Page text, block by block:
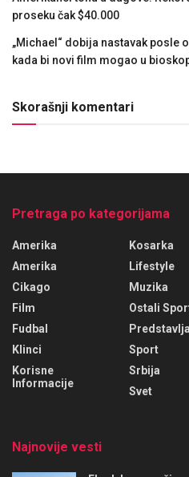
proseku čak $40.000
„Michael“ dobija nastavak posle
kada bi novi film mogao u
Skorašnji komentari
Pretraga po kategorijama
Amerika
Amerika
Cikago
Film
Fudbal
Klinci
Korisne
Informacije
Kosarka
Lifestyle
Muzika
Ostali
Sport
Srbija
Svet
Najnovije vesti